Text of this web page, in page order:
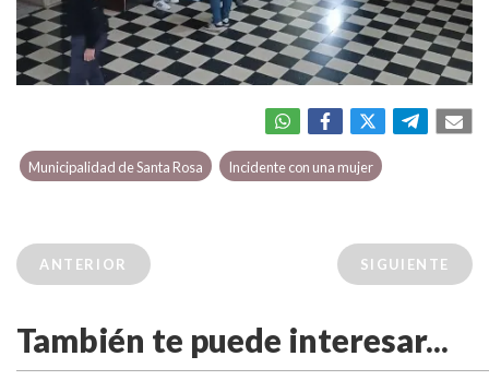
Municipalidad de Santa Rosa Incidente con una mujer
ANTERIOR SIGUIENTE
También te puede interesar...